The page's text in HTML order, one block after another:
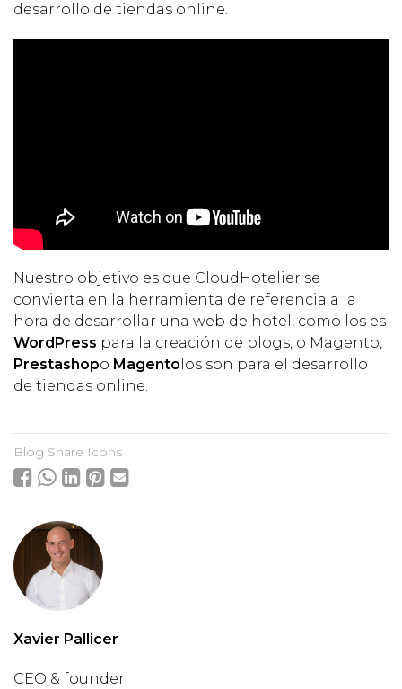
desarrollo de tiendas online.
Nuestro objetivo es que CloudHotelier se
convierta en la herramienta de referencia a la
hora de desarrollar una web de hotel, como los es
WordPress para la creación de blogs, o Magento,
Prestashopo Magento los son para el desarrollo
de tiendas online.
Blog Share Icons
Xavier Pallicer
CEO & founder